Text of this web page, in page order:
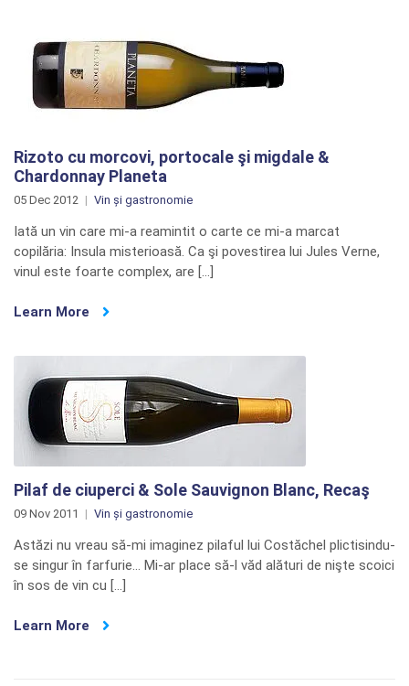
Rizoto cu morcovi, portocale şi migdale &
Chardonnay Planeta
05 Dec 2012 Vin și gastronomie
Iată un vin care mi-a reamintit o carte ce mi-a marcat
copilăria: Insula misterioasă. Ca şi povestirea lui Jules Verne,
vinul este foarte complex, are […]
Learn More
Pilaf de ciuperci & Sole Sauvignon Blanc, Recaş
09 Nov 2011 Vin și gastronomie
Astăzi nu vreau să-mi imaginez pilaful lui Costăchel plictisindu-
se singur în farfurie… Mi-ar place să-l văd alături de nişte scoici
în sos de vin cu […]
Learn More